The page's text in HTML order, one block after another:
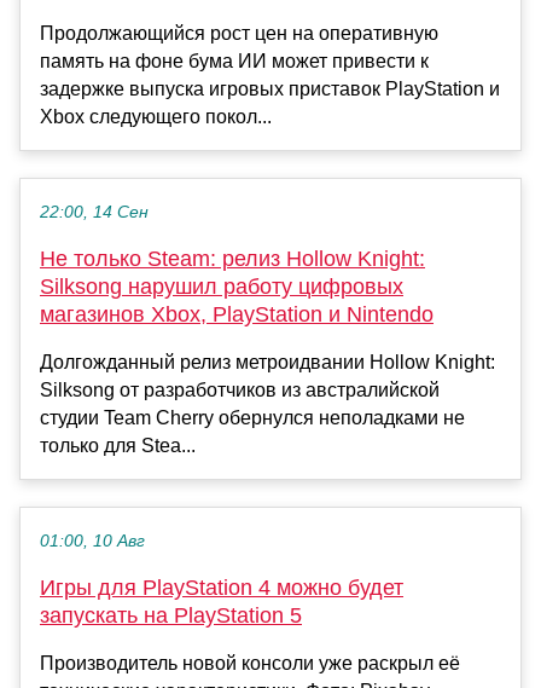
Продолжающийся рост цен на оперативную
память на фоне бума ИИ может привести к
задержке выпуска игровых приставок PlayStation и
Xbox следующего покол...
22:00, 14 Сен
Не только Steam: релиз Hollow Knight:
Silksong нарушил работу цифровых
магазинов Xbox, PlayStation и Nintendo
Долгожданный релиз метроидвании Hollow Knight:
Silksong от разработчиков из австралийской
студии Team Cherry обернулся неполадками не
только для Stea...
01:00, 10 Авг
Игры для PlayStation 4 можно будет
запускать на PlayStation 5
Производитель новой консоли уже раскрыл её